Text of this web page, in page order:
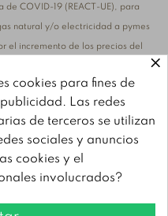
COVID-19 (REACT-UE), para
natural y/o electricidad a pymes
el incremento de los precios del
Unión Europea con cargo al
la adquisición de nueva
El objetivo principal es la
×
cookies para fines de
Las redes
de terceros se utilizan
sociales y anuncios
cookies y el
involucrados?